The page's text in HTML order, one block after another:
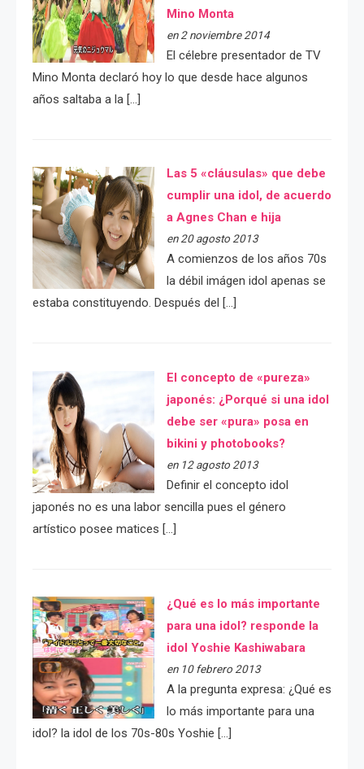
Mino Monta
en 2 noviembre 2014
El célebre presentador de TV
Mino Monta declaró hoy lo que desde hace algunos
años saltaba a la […]
Las 5 «cláusulas» que debe
cumplir una idol, de acuerdo
a Agnes Chan e hija
en 20 agosto 2013
A comienzos de los años 70s
la débil imágen idol apenas se
estaba constituyendo. Después del […]
El concepto de «pureza»
japonés: ¿Porqué si una idol
debe ser «pura» posa en
bikini y photobooks?
en 12 agosto 2013
Definir el concepto idol
japonés no es una labor sencilla pues el género
artístico posee matices […]
¿Qué es lo más importante
para una idol? responde la
idol Yoshie Kashiwabara
en 10 febrero 2013
A la pregunta expresa: ¿Qué es
lo más importante para una
idol? la idol de los 70s-80s Yoshie […]